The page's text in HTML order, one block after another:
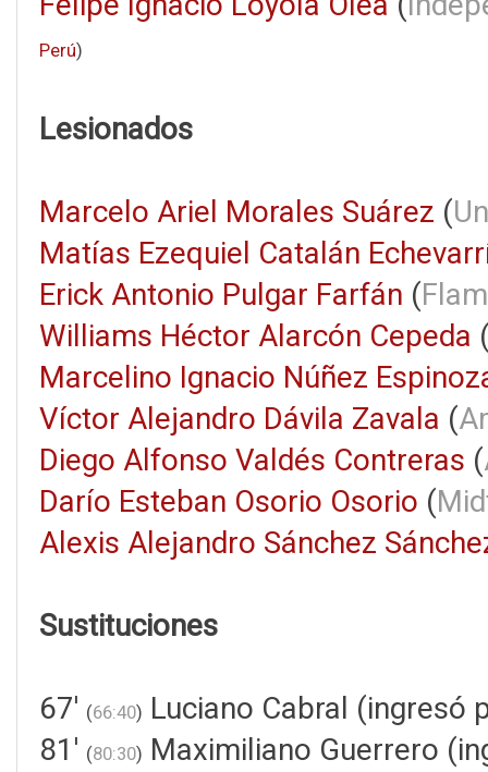
Perú)
Lesionados
Marcelo Ariel Morales Suárez (
Matías Ezequiel Catalán
Erick Antonio Pulgar Farfán (
Williams Héctor Alarcón Cepeda
Marcelino Ignacio Núñez
Víctor Alejandro Dávila Zavala (
Diego Alfonso Valdés Contreras (
Darío Esteban Osorio Osorio (
Alexis Alejandro Sánchez
Sustituciones
67' (66:40) Luciano Cabral (ingresó
81' (80:30) Maximiliano Guerrero